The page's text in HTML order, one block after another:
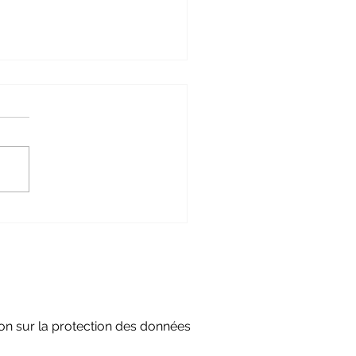
sur la protection des données